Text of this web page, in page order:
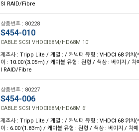
SI RAID/Fibre
상품번호 : 80228
S454-010
CABLE SCSI VHDCI68M/HD68M 10'
제조사 : Tripp Lite / 계열 : / 커넥터 유형 : VHDCI 68 위치(
이 : 10.00'(3.05m) / 케이블 유형 : 원형 / 색상 : 베이지 / 차
I RAID/Fibre
상품번호 : 80227
S454-006
CABLE SCSI VHDCI68M/HD68M 6'
제조사 : Tripp Lite / 계열 : / 커넥터 유형 : VHDCI 68 위치(
이 : 6.00'(1.83m) / 케이블 유형 : 원형 / 색상 : 베이지 / 차